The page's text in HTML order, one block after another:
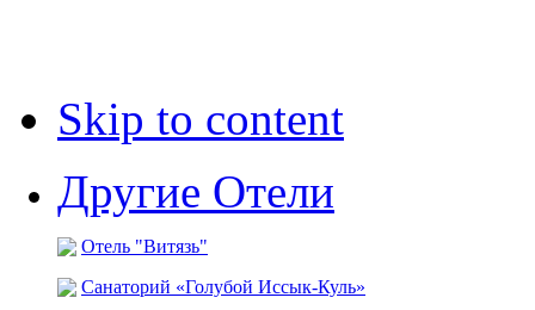
Skip to content
Другие Отели
Отель "Витязь"
Санаторий «Голубой Иссык-Куль»